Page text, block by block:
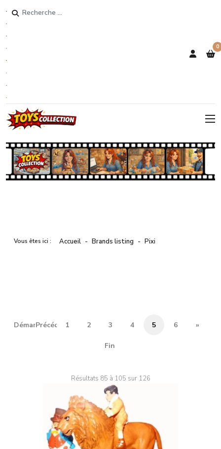
Rechercher
0
Vous êtes ici : Accueil Brands listing Pixi
DémarrerPrécédent
1 2 3 4 5 6 »
Fin
Résultats 85 à 105 sur 126